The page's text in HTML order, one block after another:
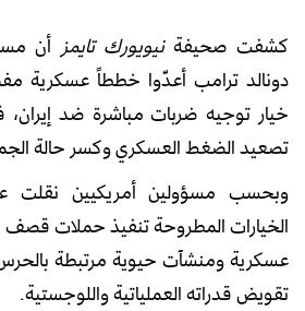
كشفت صحيفةنيويورك تايمز أن
دونالد ترامب أعدّوا خططاً عسكرية
خيار توجيه ضربات مباشرة ضد
تصعيد الضغط العسكري وكسر حالة
وبحسب مسؤولين أمريكيين نقلت
الخيارات المطروحة تنفيذ حملات
عسكرية ومنشآت حيوية مرتبطة بالحرس
تقويض قدراته العملياتية واللوجستية.